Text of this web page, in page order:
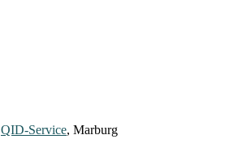
QID-Service, Marburg